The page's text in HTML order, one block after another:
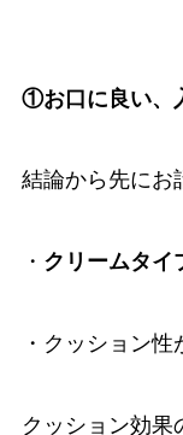
①お口に良い、
結論から先にお
・ クリームタイ
・クッション
クッション効果